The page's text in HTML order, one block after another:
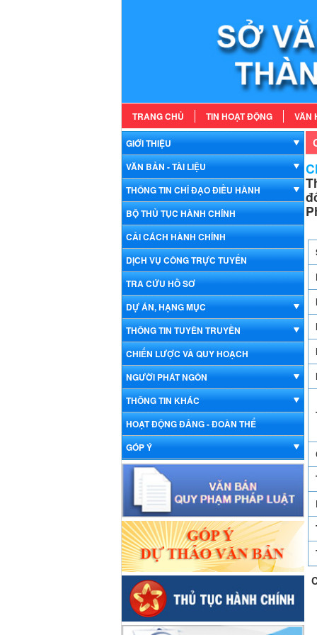
TRANG CHỦ TIN HOẠT ĐỘNG VĂN
GIỚI THIỆU
VĂN BẢN - TÀI LIỆU
THÔNG TIN CHỈ ĐẠO ĐIỀU HÀNH
BỘ THỦ TỤC HÀNH CHÍNH
CẢI CÁCH HÀNH CHÍNH
DỊCH VỤ CÔNG TRỰC TUYẾN
TRA CỨU HỒ SƠ
DỰ ÁN, HẠNG MỤC
THÔNG TIN TUYÊN TRUYỀN
CHIẾN LƯỢC VÀ QUY HOẠCH
NGƯỜI PHÁT NGÔN
THÔNG TIN KHÁC
HOẠT ĐỘNG ĐẢNG - ĐOÀN THỂ
GÓP Ý